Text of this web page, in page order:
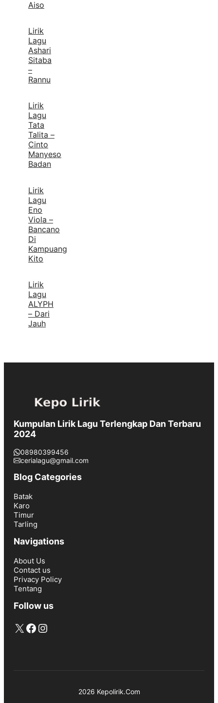
Aiso
Lirik
Lagu
Ashari
Sitaba
–
Rannu
Lirik
Lagu
Tata
Talita –
Cinto
Manyeso
Badan
Lirik
Lagu
Eno
Viola –
Bancano
Di
Kampuang
Kito
Lirik
Lagu
ALYPH
– Dari
Jauh
Kumpulan Lirik Lagu Terlengkap Dan Terbaru
2024
08980399456
cerialagu@gmail.com
Blog Categories
Batak
Karo
Timur
Tarling
Navigations
About Us
Contact us
Privacy Policy
Tentang
Follow us
X Facebook
Instagram
2026 Kepolirik.Com